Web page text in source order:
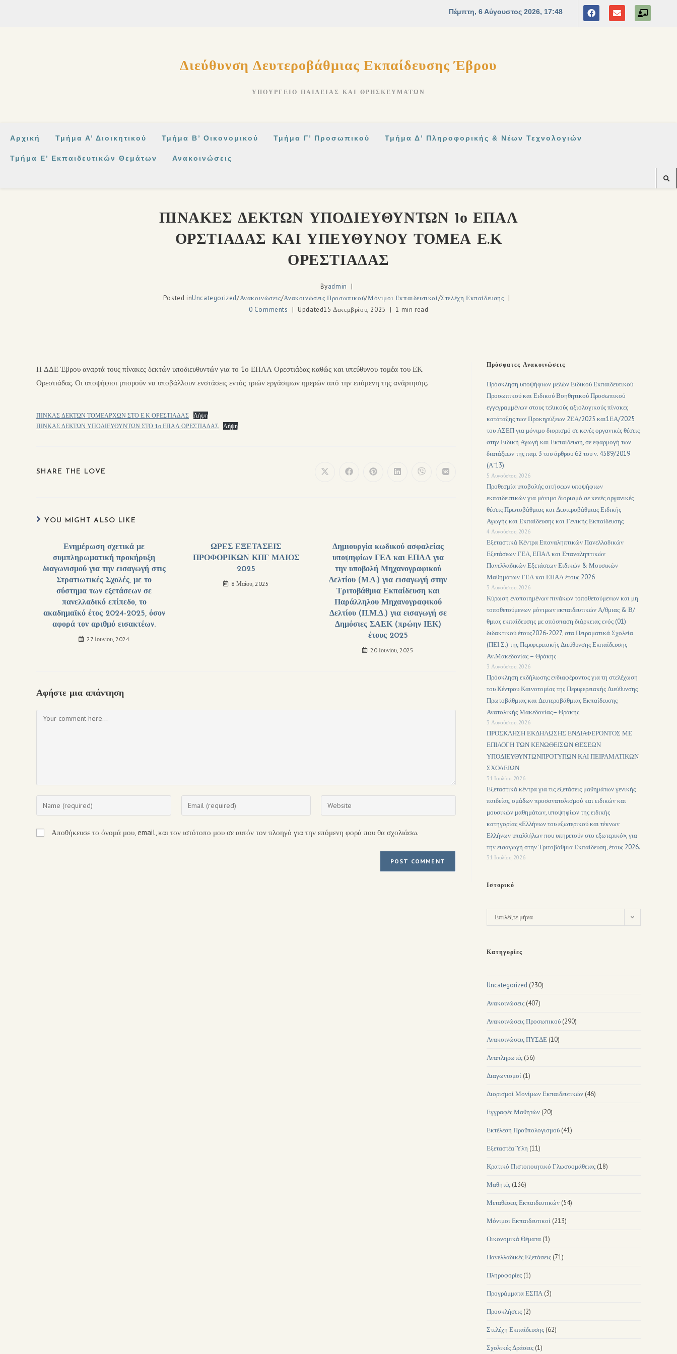
Διεύθυνση Δευτεροβάθμιας Εκπαίδευσης Έβρου
ΥΠΟΥΡΓΕΊΟ ΠΑΙΔΕΊΑΣ ΚΑΙ ΘΡΗΣΚΕΥΜΆΤΩΝ
Αρχική Τμήμα Α’ Διοικητικού Τμήμα Β’ Οικονομικού Τμήμα Γ’ Προσωπικού Τμήμα Δ’ Πληροφορικής & Νέων Τεχνολογιών
Τμήμα Ε’ Εκπαιδευτικών Θεμάτων Ανακοινώσεις
ΠΙΝΑΚΕΣ ΔΕΚΤΩΝ ΥΠΟΔΙΕΥΘΥΝΤΩΝ 1ο ΕΠΑΛ
ΟΡΣΤΙΑΔΑΣ ΚΑΙ ΥΠΕΥΘΥΝΟΥ ΤΟΜΕΑ Ε.Κ
ΟΡΕΣΤΙΑΔΑΣ
Byadmin
Posted inUncategorized/Ανακοινώσεις/Ανακοινώσεις Προσωπικού/Μόνιμοι Εκπαιδευτικοί/Στελέχη Εκπαίδευσης
0 Comments
Updated15 Δεκεμβρίου, 2025 1 min read
Η ΔΔΕ Έβρου αναρτά τους πίνακες δεκτών υποδιευθυντών για το 1ο ΕΠΑΛ Ορεστιάδας καθώς και υπεύθυνου τομέα του ΕΚ
Ορεστιάδας. Οι υποψήφιοι μπορούν να υποβάλλουν ενστάσεις εντός τριών εργάσιμων ημερών από την επόμενη της ανάρτησης.
ΠΙΝΚΑΣ ΔΕΚΤΩΝ ΤΟΜΕΑΡΧΩΝ ΣΤΟ Ε.Κ ΟΡΕΣΤΙΑΔΑΣ Λήψη
ΠΙΝΚΑΣ ΔΕΚΤΩΝ ΥΠΟΔΙΕΥΘΥΝΤΩΝ ΣΤΟ 1ο ΕΠΑΛ ΟΡΕΣΤΙΑΔΑΣ Λήψη
SHARE THE LOVE
YOU MIGHT ALSO LIKE
Ενημέρωση σχετικά με
συμπληρωματική προκήρυξη
διαγωνισμού για την εισαγωγή στις
Στρατιωτικές Σχολές, με το
σύστημα των εξετάσεων σε
πανελλαδικό επίπεδο, το
ακαδημαϊκό έτος 2024-2025, όσον
αφορά τον αριθμό εισακτέων.
27 Ιουνίου, 2024
ΩΡΕΣ ΕΞΕΤΑΣΕΙΣ
ΠΡΟΦΟΡΙΚΩΝ ΚΠΓ ΜΑΙΟΣ
2025
8 Μαΐου, 2025
Δημιουργία κωδικού ασφαλείας
υποψηφίων ΓΕΛ και ΕΠΑΛ για
την υποβολή Μηχανογραφικού
Δελτίου (Μ.Δ.) για εισαγωγή στην
Τριτοβάθμια Εκπαίδευση και
Παράλληλου Μηχανογραφικού
Δελτίου (Π.Μ.Δ.) για εισαγωγή σε
Δημόσιες ΣΑΕΚ (πρώην ΙΕΚ)
έτους 2025
20 Ιουνίου, 2025
Αφήστε μια απάντηση
Αποθήκευσε το όνομά μου, email, και τον ιστότοπο μου σε αυτόν τον πλοηγό για την επόμενη φορά που θα σχολιάσω.
Πρόσφατες Ανακοινώσεις
Πρόσκληση υποψήφιων μελών Ειδικού Εκπαιδευτικού
Προσωπικού και Ειδικού Βοηθητικού Προσωπικού
εγγεγραμμένων στους τελικούς αξιολογικούς πίνακες
κατάταξης των Προκηρύξεων 2ΕΑ/2025 και1ΕΑ/2025
του ΑΣΕΠ για μόνιμο διορισμό σε κενές οργανικές θέσεις
στην Ειδική Αγωγή και Εκπαίδευση, σε εφαρμογή των
διατάξεων της παρ. 3 του άρθρου 62 του ν. 4589/2019
(Α΄13).
5 Αυγούστου, 2026
Προθεσμία υποβολής αιτήσεων υποψήφιων
εκπαιδευτικών για μόνιμο διορισμό σε κενές οργανικές
θέσεις Πρωτοβάθμιας και Δευτεροβάθμιας Ειδικής
Αγωγής και Εκπαίδευσης και Γενικής Εκπαίδευσης
4 Αυγούστου, 2026
Εξεταστικά Κέντρα Επαναληπτικών Πανελλαδικών
Εξετάσεων ΓΕΛ, ΕΠΑΛ και Επαναληπτικών
Πανελλαδικών Εξετάσεων Ειδικών & Μουσικών
Μαθημάτων ΓΕΛ και ΕΠΑΛ έτους 2026
3 Αυγούστου, 2026
Κύρωση ενοποιημένων πινάκων τοποθετούμενων και μη
τοποθετούμενων μόνιμων εκπαιδευτικών Α/θμιας & Β/
θμιας εκπαίδευσης με απόσπαση διάρκειας ενός (01)
διδακτικού έτους2026-2027, στα Πειραματικά Σχολεία
(ΠΕΙ.Σ.) της Περιφερειακής Διεύθυνσης Εκπαίδευσης
Αν.Μακεδονίας – Θράκης
3 Αυγούστου, 2026
Πρόσκληση εκδήλωσης ενδιαφέροντος για τη στελέχωση
του Κέντρου Καινοτομίας της Περιφερειακής Διεύθυνσης
Πρωτοβάθμιας και Δευτεροβάθμιας Εκπαίδευσης
Ανατολικής Μακεδονίας– Θράκης
3 Αυγούστου, 2026
ΠΡΟΣΚΛΗΣΗ ΕΚΔΗΛΩΣΗΣ ΕΝΔΙΑΦΕΡΟΝΤΟΣ ΜΕ
ΕΠΙΛΟΓΗ ΤΩΝ ΚΕΝΩΘΕΙΣΩΝ ΘΕΣΕΩΝ
ΥΠΟΔΙΕΥΘΥΝΤΩΝΠΡΟΤΥΠΩΝ ΚΑΙ ΠΕΙΡΑΜΑΤΙΚΩΝ
ΣΧΟΛΕΙΩΝ
31 Ιουλίου, 2026
Εξεταστικά κέντρα για τις εξετάσεις μαθημάτων γενικής
παιδείας, ομάδων προσανατολισμού και ειδικών και
μουσικών μαθημάτων, υποψηφίων της ειδικής
κατηγορίας «Ελλήνων του εξωτερικού και τέκνων
Ελλήνων υπαλλήλων που υπηρετούν στο εξωτερικό», για
την εισαγωγή στην Τριτοβάθμια Εκπαίδευση, έτους 2026.
31 Ιουλίου, 2026
Ιστορικό
Επιλέξτε μήνα
Κατηγορίες
Uncategorized (230)
Ανακοινώσεις (407)
Ανακοινώσεις Προσωπικού (290)
Ανακοινώσεις ΠΥΣΔΕ (10)
Αναπληρωτές (56)
Διαγωνισμοί (1)
Διορισμοί Μονίμων Εκπαιδευτικών (46)
Εγγραφές Μαθητών (20)
Εκτέλεση Προϋπολογισμού (41)
Εξεταστέα Ύλη (11)
Κρατικό Πιστοποιητικό Γλωσσομάθειας (18)
Μαθητές (136)
Μεταθέσεις Εκπαιδευτικών (54)
Μόνιμοι Εκπαιδευτικοί (213)
Οικονομικά Θέματα (1)
Πανελλαδικές Εξετάσεις (71)
Πληροφορίες (1)
Προγράμματα ΕΣΠΑ (3)
Προσκλήσεις (2)
Στελέχη Εκπαίδευσης (62)
Σχολικές Δράσεις (1)